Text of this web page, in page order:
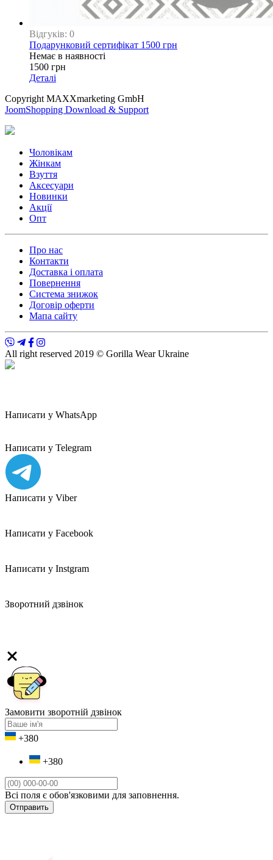
Відгуків: 0
Подарунковий сертифікат 1500 грн
Немає в наявності
1500 грн
Деталі
Copyright MAXXmarketing GmbH
JoomShopping Download & Support
Чоловікам
Жінкам
Взуття
Аксесуари
Новинки
Акції
Опт
Про нас
Контакти
Доставка і оплата
Повернення
Система знижок
Договір оферти
Мапа сайту
All right reserved 2019 © Gorilla Wear Ukraine
Написати у WhatsApp
Написати у Telegram
Написати у Viber
Написати у Facebook
Написати у Instgram
Зворотний дзвінок
Замовити зворотній дзвінок
+380
+380
Всі поля є обов'язковими для заповнення.
Отправить